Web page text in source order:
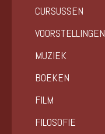
CURSUSSEN
VOORSTELLINGEN
MUZIEK
BOEKEN
FILM
FILOSOFIE